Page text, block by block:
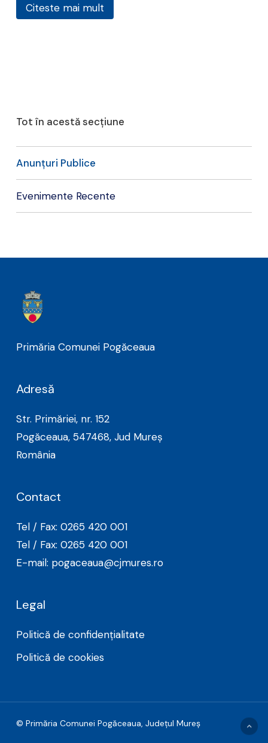
Citeste mai mult
Tot în acestă secțiune
Anunțuri Publice
Evenimente Recente
Primăria Comunei Pogăceaua
Adresă
Str. Primăriei, nr. 152
Pogăceaua, 547468, Jud Mureș
România
Contact
Tel / Fax: 0265 420 001
Tel / Fax: 0265 420 001
E-mail: pogaceaua@cjmures.ro
Legal
Politică de confidențialitate
Politică de cookies
© Primăria Comunei Pogăceaua, Judeţul Mureş